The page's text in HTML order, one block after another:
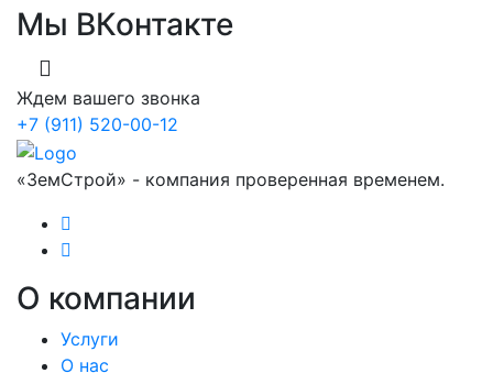
Мы ВКонтакте
Ждем вашего звонка
+7 (911) 520-00-12
«ЗемСтрой» - компания проверенная временем.
О компании
Услуги
О нас